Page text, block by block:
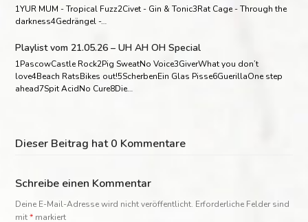
1YUR MUM - Tropical Fuzz2Civet - Gin & Tonic3Rat Cage - Through the
darkness4Gedrängel -…
Playlist vom 21.05.26 – UH AH OH Special
1PascowCastle Rock2Pig SweatNo Voice3GiverWhat you don’t
love4Beach RatsBikes out!5ScherbenEin Glas Pisse6GuerillaOne step
ahead7Spit AcidNo Cure8Die…
Dieser Beitrag hat 0 Kommentare
Schreibe einen Kommentar
Deine E-Mail-Adresse wird nicht veröffentlicht. Erforderliche Felder sind
mit* markiert